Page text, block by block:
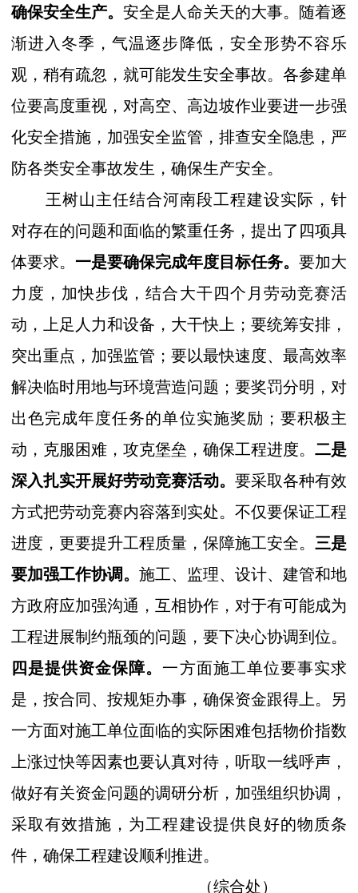
确保安全生产。 安全是人命关天的大事。随着逐
渐进入冬季，气温逐步降低，安全形势不容乐
观，稍有疏忽，就可能发生安全事故。各参建单
位要高度重视，对高空、高边坡作业要进一步强
化安全措施，加强安全监管，排查安全隐患，严
防各类安全事故发生，确保生产安全。
王树山主任结合河南段工程建设实际，针
对存在的问题和面临的繁重任务，提出了四项具
体要求。 一是要确保完成年度目标任务。 要加大
力度，加快步伐，结合大干四个月劳动竞赛活
动，上足人力和设备，大干快上；要统筹安排，
突出重点，加强监管；要以最快速度、最高效率
解决临时用地与环境营造问题；要奖罚分明，对
出色完成年度任务的单位实施奖励；要积极主
动，克服困难，攻克堡垒，确保工程进度。 二是
深入扎实开展好劳动竞赛活动。 要采取各种有效
方式把劳动竞赛内容落到实处。不仅要保证工程
进度，更要提升工程质量，保障施工安全。 三是
要加强工作协调。 施工、监理、设计、建管和地
方政府应加强沟通，互相协作，对于有可能成为
工程进展制约瓶颈的问题，要下决心协调到位。
四是提供资金保障。 一方面施工单位要事实求
是，按合同、按规矩办事，确保资金跟得上。另
一方面对施工单位面临的实际困难包括物价指数
上涨过快等因素也要认真对待，听取一线呼声，
做好有关资金问题的调研分析，加强组织协调，
采取有效措施，为工程建设提供良好的物质条
件，确保工程建设顺利推进。
（综合处）